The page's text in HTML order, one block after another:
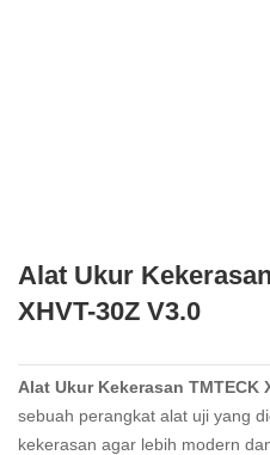
Alat Ukur
XHVT-30Z V3.0
Alat Ukur Kekerasan TMTECK
sebuah perangkat alat uji yang
kekerasan agar lebih modern